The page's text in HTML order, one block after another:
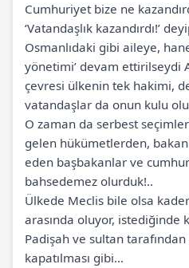
Cumhuriyet bize ne
‘Vatandaşlık kazandırdı!’
Osmanlıdaki gibi aileye,
yönetimi’ devam ettirilseydi
çevresi ülkenin tek hakimi,
vatandaşlar da onun kulu
O zaman da serbest
gelen hükümetlerden,
eden başbakanlar ve
bahsedemez olurduk!..
Ülkede Meclis bile olsa
arasında oluyor, istediğinde
Padişah ve sultan tarafından
kapatılması gibi…